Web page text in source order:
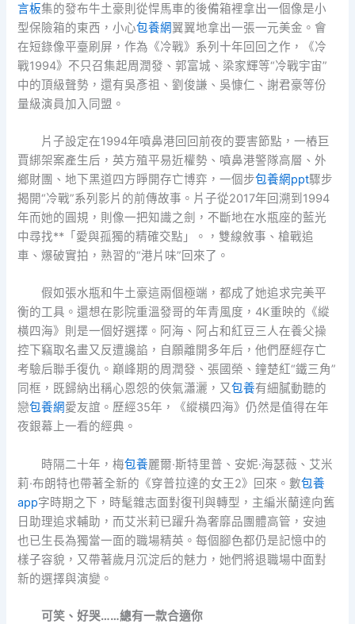
言板集的發布牛土豪則從悍馬車的後備箱裡拿出一個像是小
型保險箱的東西，小心包養網翼翼地拿出一張一元美金。會
在短錄像平臺刷屏，作為《冷戰》系列十年回回之作，《冷
戰1994》不只召集起周潤發、郭富城、梁家輝等“冷戰宇宙”
中的頂級聲勢，還有吳彥祖、劉俊謙、吳慷仁、謝君豪等份
量級演員加入同盟。
片子設定在1994年噴鼻港回回前夜的要害節點，一樁巨
賈綁架案產生后，英方殖平易近權勢、噴鼻港警隊高層、外
鄉財團、地下黑道四方睜開存亡博弈，一個步包養網ppt驟步
揭開“冷戰”系列影片的前傳故事。片子從2017年回溯到1994
年而她的圓規，則像一把知識之劍，不斷地在水瓶座的藍光
中尋找**「愛與孤獨的精確交點」。，雙線敘事、槍戰追
車、爆破實拍，熟習的“港片味”回來了。
假如張水瓶和牛土豪這兩個極端，都成了她追求完美平
衡的工具。還想在影院重溫發哥的年青風度，4K重映的《縱
橫四海》則是一個好選擇。阿海、阿占和紅豆三人在養父操
控下竊取名畫又反遭讒諂，自願離開多年后，他們歷經存亡
考驗后聯手復仇。巔峰期的周潤發、張國榮、鐘楚紅“鐵三角”
同框，既歸納出稱心恩怨的俠氣瀟灑，又包養有細膩動聽的
戀包養網愛友誼。歷經35年，《縱橫四海》仍然是值得在年
夜銀幕上一看的經典。
時隔二十年，梅包養麗爾·斯特里普、安妮·海瑟薇、艾米
莉·布朗特也帶著全新的《穿普拉達的女王2》回來。數包養
app字時期之下，時髦雜志面對復刊與轉型，主編米蘭達向舊
日助理追求輔助，而艾米莉已躍升為奢靡品團體高管，安迪
也已生長為獨當一面的職場精英。每個腳色都仍是記憶中的
樣子容貌，又帶著歲月沉淀后的魅力，她們將退職場中面對
新的選擇與演變。
可笑、好哭……總有一款合適你